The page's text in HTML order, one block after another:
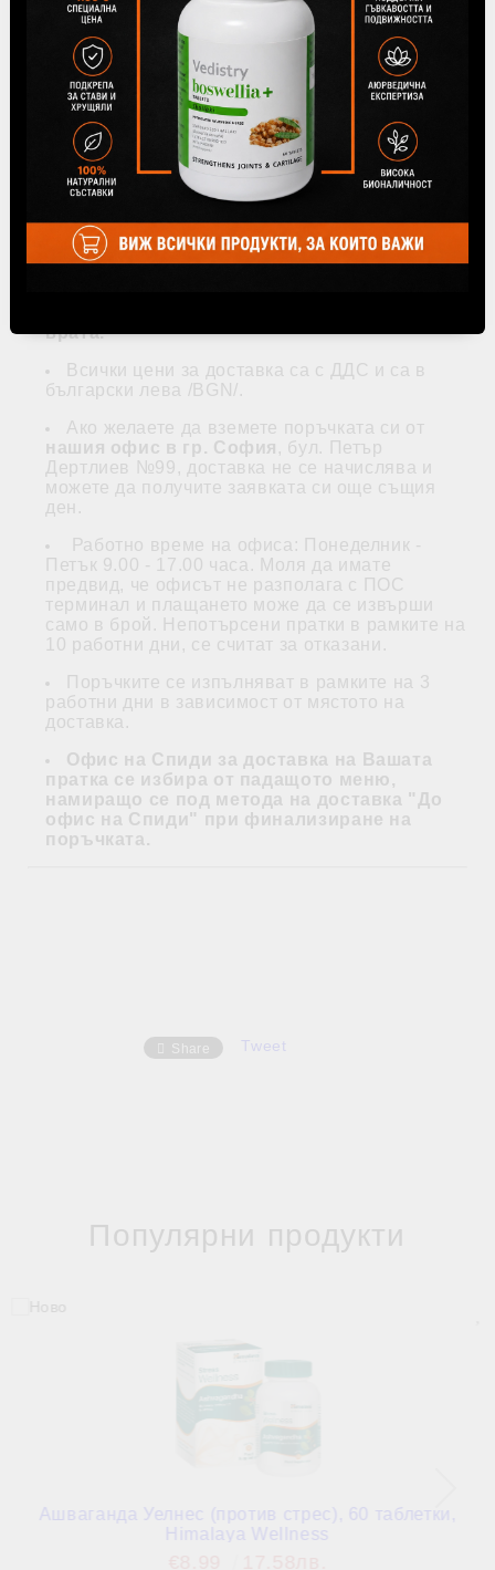
петък.
Доставката на поръчаните стоки се
извършва с куриерските услуги на фирма
Speedy на посочен от потребителя адрес и за
негова сметка, освен ако не е безплатна при
посочените по-долу условия.
Доставки се извършват само на територията
на Република България. Цената на доставката
от това дали желаете доставка до Вашата
врата или ще получите пратката си от офис на
врата.
Всички цени за доставка са с ДДС и са в
български лева /BGN/.
Ако желаете да вземете поръчката си от
нашия офис в гр. София , бул. Петър
Дертлиев №99, доставка не се начислява и
можете да получите заявката си още същия
ден.
Работно време на офиса: Понеделник -
Петък 9.00 - 17.00 часа. Моля да имате
предвид, че офисът не разполага с ПОС
терминал и плащането може да се извърши
само в брой. Непотърсени пратки в рамките на
10 работни дни, се считат за отказани.
Поръчките се изпълняват в рамките на 3
работни дни в зависимост от мястото на
доставка.
Офис на Спиди за доставка на Вашата
пратка се избира от падащото меню,
намиращо се под метода на доставка "До
офис на Спиди" при финализиране на
поръчката.
Share Tweet
Популярни продукти
Ашваганда Уелнес (против стрес), 60 таблетки,
Himalaya Wellness